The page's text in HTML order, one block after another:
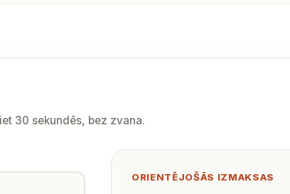
30 sekundēs, bez zvana.
ORIENTĒJOŠĀS IZMAKSAS